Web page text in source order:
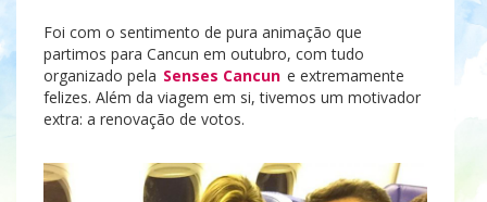
Foi com o sentimento de pura animação que
partimos para Cancun em outubro, com tudo
organizado pela Senses Cancun e extremamente
felizes. Além da viagem em si, tivemos um motivador
extra: a renovação de votos.